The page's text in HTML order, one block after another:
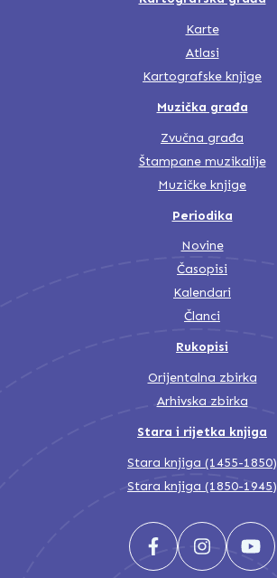
Karte
Atlasi
Kartografske knjige
Muzička građa
Zvučna građa
Štampane muzikalije
Muzičke knjige
Periodika
Novine
Časopisi
Kalendari
Članci
Rukopisi
Orijentalna zbirka
Arhivska zbirka
Stara i rijetka knjiga
Stara knjiga (1455-1850)
Stara knjiga (1850-1945)